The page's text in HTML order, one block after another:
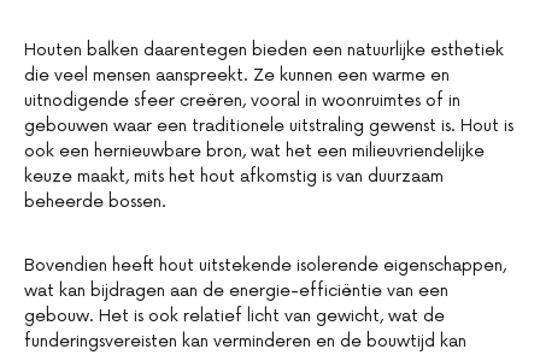
Houten balken daarentegen bieden een natuurlijke esthetiek
die veel mensen aanspreekt. Ze kunnen een warme en
uitnodigende sfeer creëren, vooral in woonruimtes of in
gebouwen waar een traditionele uitstraling gewenst is. Hout is
ook een hernieuwbare bron, wat het een milieuvriendelijke
keuze maakt, mits het hout afkomstig is van duurzaam
beheerde bossen.
Bovendien heeft hout uitstekende isolerende eigenschappen,
wat kan bijdragen aan de energie-efficiëntie van een
gebouw. Het is ook relatief licht van gewicht, wat de
funderingsvereisten kan verminderen en de bouwtijd kan